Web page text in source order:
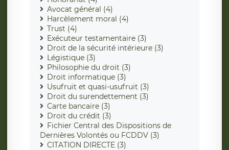
Avocat général (4)
Harcèlement moral (4)
Trust (4)
Exécuteur testamentaire (3)
Droit de la sécurité intérieure (3)
Légistique (3)
Philosophie du droit (3)
Droit informatique (3)
Usufruit et quasi-usufruit (3)
Droit du surendettement (3)
Carte bancaire (3)
Droit du crédit (3)
Fichier Central des Dispositions de
Dernières Volontés ou FCDDV (3)
CITATION DIRECTE (3)